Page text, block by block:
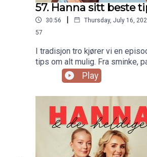
57. Hanna sitt beste
30:56 | Thursday, July 16,
57
I tradisjon tro kjører vi en
tips om alt mulig. Fra sminke,
til ting Hanna gleder seg til å
livet! Er du som oss, og ikke
ferien, eller bare trenger litt
morsomme ting å finne på? Da
til deg! (Som det skal vise seg
dobbeltmoralens mor, Lone,
følger selv)
Play